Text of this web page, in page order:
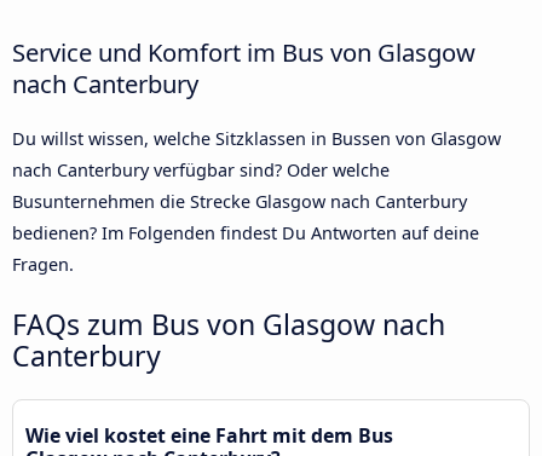
Service und Komfort im Bus von Glasgow
nach Canterbury
Du willst wissen, welche Sitzklassen in Bussen von Glasgow
nach Canterbury verfügbar sind? Oder welche
Busunternehmen die Strecke Glasgow nach Canterbury
bedienen? Im Folgenden findest Du Antworten auf deine
Fragen.
FAQs zum Bus von Glasgow nach
Canterbury
Wie viel kostet eine Fahrt mit dem Bus